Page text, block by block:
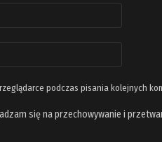
podczas pisania kolejnych
się na przechowywanie i